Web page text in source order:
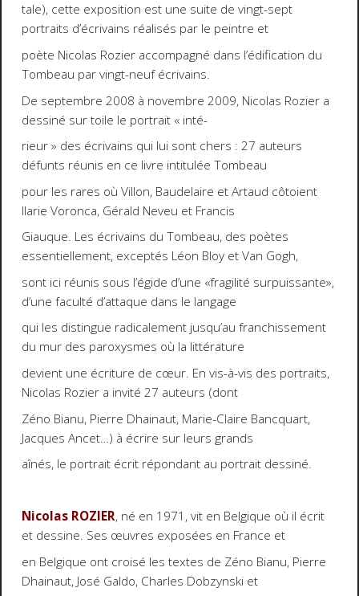
tale), cette exposition est une suite de vingt-sept
portraits d’écrivains réalisés par le peintre et
poète Nicolas Rozier accompagné dans l’édification du
Tombeau par vingt-neuf écrivains.
De septembre 2008 à novembre 2009, Nicolas Rozier a
dessiné sur toile le portrait « inté-
rieur » des écrivains qui lui sont chers : 27 auteurs
défunts réunis en ce livre intitulée Tombeau
pour les rares où Villon, Baudelaire et Artaud côtoient
Ilarie Voronca, Gérald Neveu et Francis
Giauque. Les écrivains du Tombeau, des poètes
essentiellement, exceptés Léon Bloy et Van Gogh,
sont ici réunis sous l’égide d’une «fragilité surpuissante»,
d’une faculté d’attaque dans le langage
qui les distingue radicalement jusqu’au franchissement
du mur des paroxysmes où la littérature
devient une écriture de cœur. En vis-à-vis des portraits,
Nicolas Rozier a invité 27 auteurs (dont
Zéno Bianu, Pierre Dhainaut, Marie-Claire Bancquart,
Jacques Ancet…) à écrire sur leurs grands
aînés, le portrait écrit répondant au portrait dessiné.
Nicolas ROZIER, né en 1971, vit en Belgique où il écrit
et dessine. Ses œuvres exposées en France et
en Belgique ont croisé les textes de Zéno Bianu, Pierre
Dhainaut, José Galdo, Charles Dobzynski et